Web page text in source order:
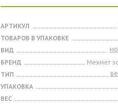
АРТИКУЛ
ТОВАРОВ В УПАКОВКЕ
ВИД
БРЕНД
Мехмет
ТИП
УПАКОВКА
ВЕС